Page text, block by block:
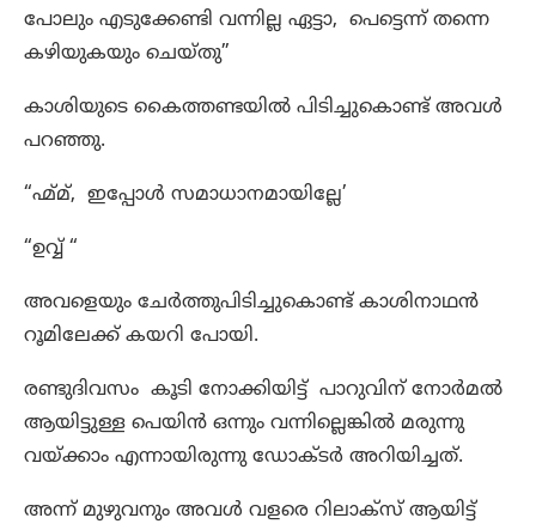
പോലും എടുക്കേണ്ടി വന്നില്ല ഏട്ടാ, പെട്ടെന്ന് തന്നെ
കഴിയുകയും ചെയ്തു”
കാശിയുടെ കൈത്തണ്ടയിൽ പിടിച്ചുകൊണ്ട് അവൾ
പറഞ്ഞു.
“ഹ്മ്മ്, ഇപ്പോൾ സമാധാനമായില്ലേ’
“ഉവ്വ് “
അവളെയും ചേർത്തുപിടിച്ചുകൊണ്ട് കാശിനാഥൻ
റൂമിലേക്ക് കയറി പോയി.
രണ്ടുദിവസം കൂടി നോക്കിയിട്ട് പാറുവിന് നോർമൽ
ആയിട്ടുള്ള പെയിൻ ഒന്നും വന്നില്ലെങ്കിൽ മരുന്നു
വയ്ക്കാം എന്നായിരുന്നു ഡോക്ടർ അറിയിച്ചത്.
അന്ന് മുഴുവനും അവൾ വളരെ റിലാക്സ് ആയിട്ട്